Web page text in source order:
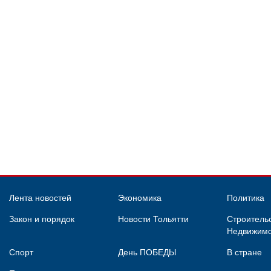
Лента новостей Экономика Политика
Закон и порядок Новости Тольятти
Спорт День ПОБЕДЫ В стране